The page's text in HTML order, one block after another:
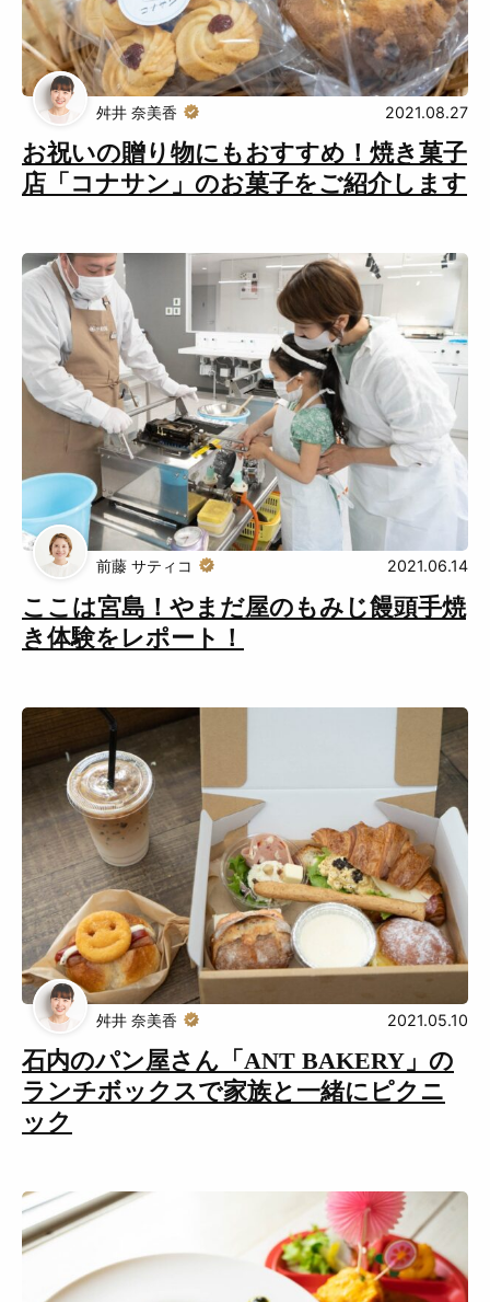
お祝いの贈り物にもおすすめ！焼き菓子
店「コナサン」のお菓子をご紹介します
舛井 奈美香 2021.08.27
ここは宮島！やまだ屋のもみじ饅頭手焼
き体験をレポート！
前藤 サティコ 2021.06.14
石内のパン屋さん「ANT BAKERY」の
ランチボックスで家族と一緒にピクニ
ック
舛井 奈美香 2021.05.10